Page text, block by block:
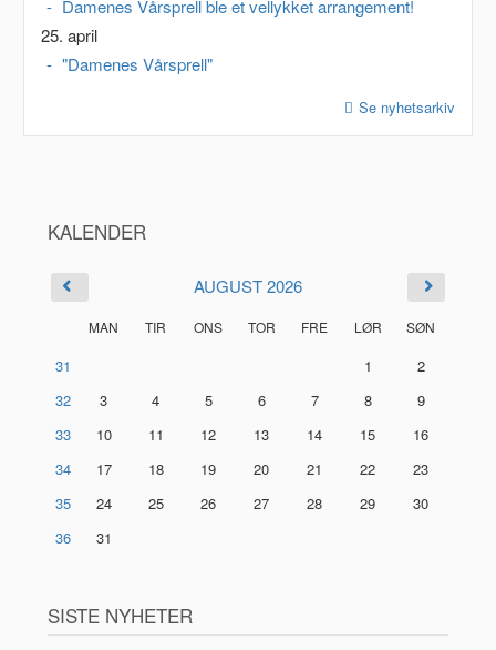
Damenes Vårsprell ble et vellykket arrangement!
25. april
"Damenes Vårsprell"
Se nyhetsarkiv
KALENDER
AUGUST 2026
MAN TIR ONS TOR FRE LØR SØN
31 1
2
32
3 4 5 6 7 8
9
33
10 11 12 13 14 15
16
34
17 18 19 20 21 22
23
35
24 25 26 27 28 29
30
36
31
SISTE NYHETER